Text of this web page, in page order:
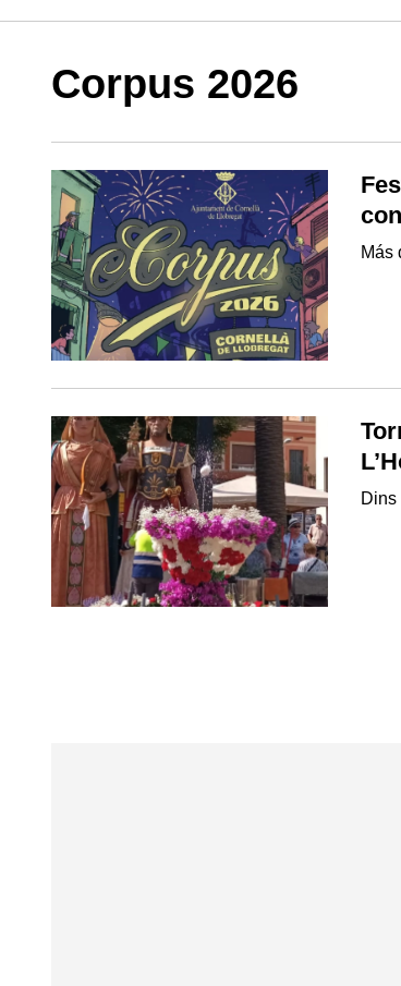
Corpus 2026
Más